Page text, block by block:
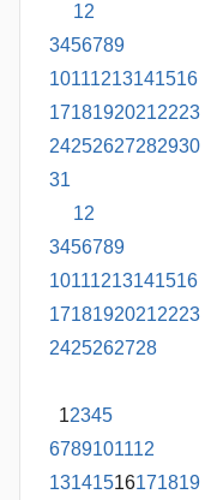
12
3456789
10111213141516
17181920212223
24252627282930
31
12
3456789
10111213141516
17181920212223
2425262728
12345
6789101112
13141516171819